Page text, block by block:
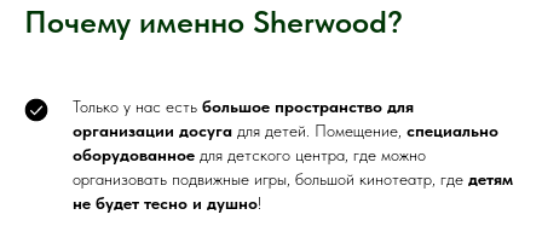
Почему именно Sherwood?
Только у нас есть большое пространство для
организации досуга для детей. Помещение, специально
оборудованное для детского центра, где можно
организовать подвижные игры, большой кинотеатр, где детям
не будет тесно и душно!